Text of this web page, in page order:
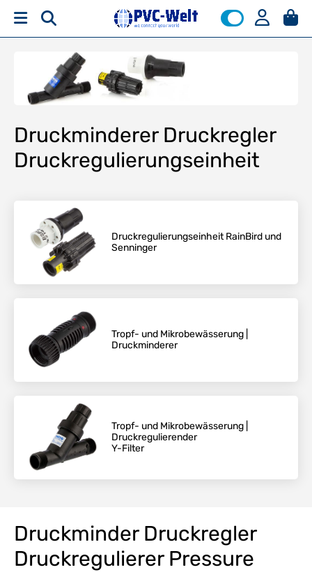
Druckminderer Druckregler
Druckregulierungseinheit
Druckregulierungseinheit RainBird und
Senninger
Tropf- und Mikrobewässerung |
Druckminderer
Tropf- und Mikrobewässerung |
Druckregulierender
Y-Filter
Druckminder Druckregler
Druckregulierer Pressure